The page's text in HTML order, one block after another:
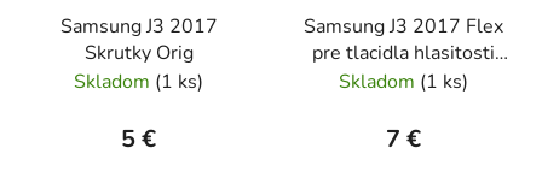
Samsung J3 2017
Skrutky Orig
Skladom (1 ks)
5 €
Samsung J3 2017 Flex
pre tlacidla hlasitosti
Orig
Skladom (1 ks)
7 €